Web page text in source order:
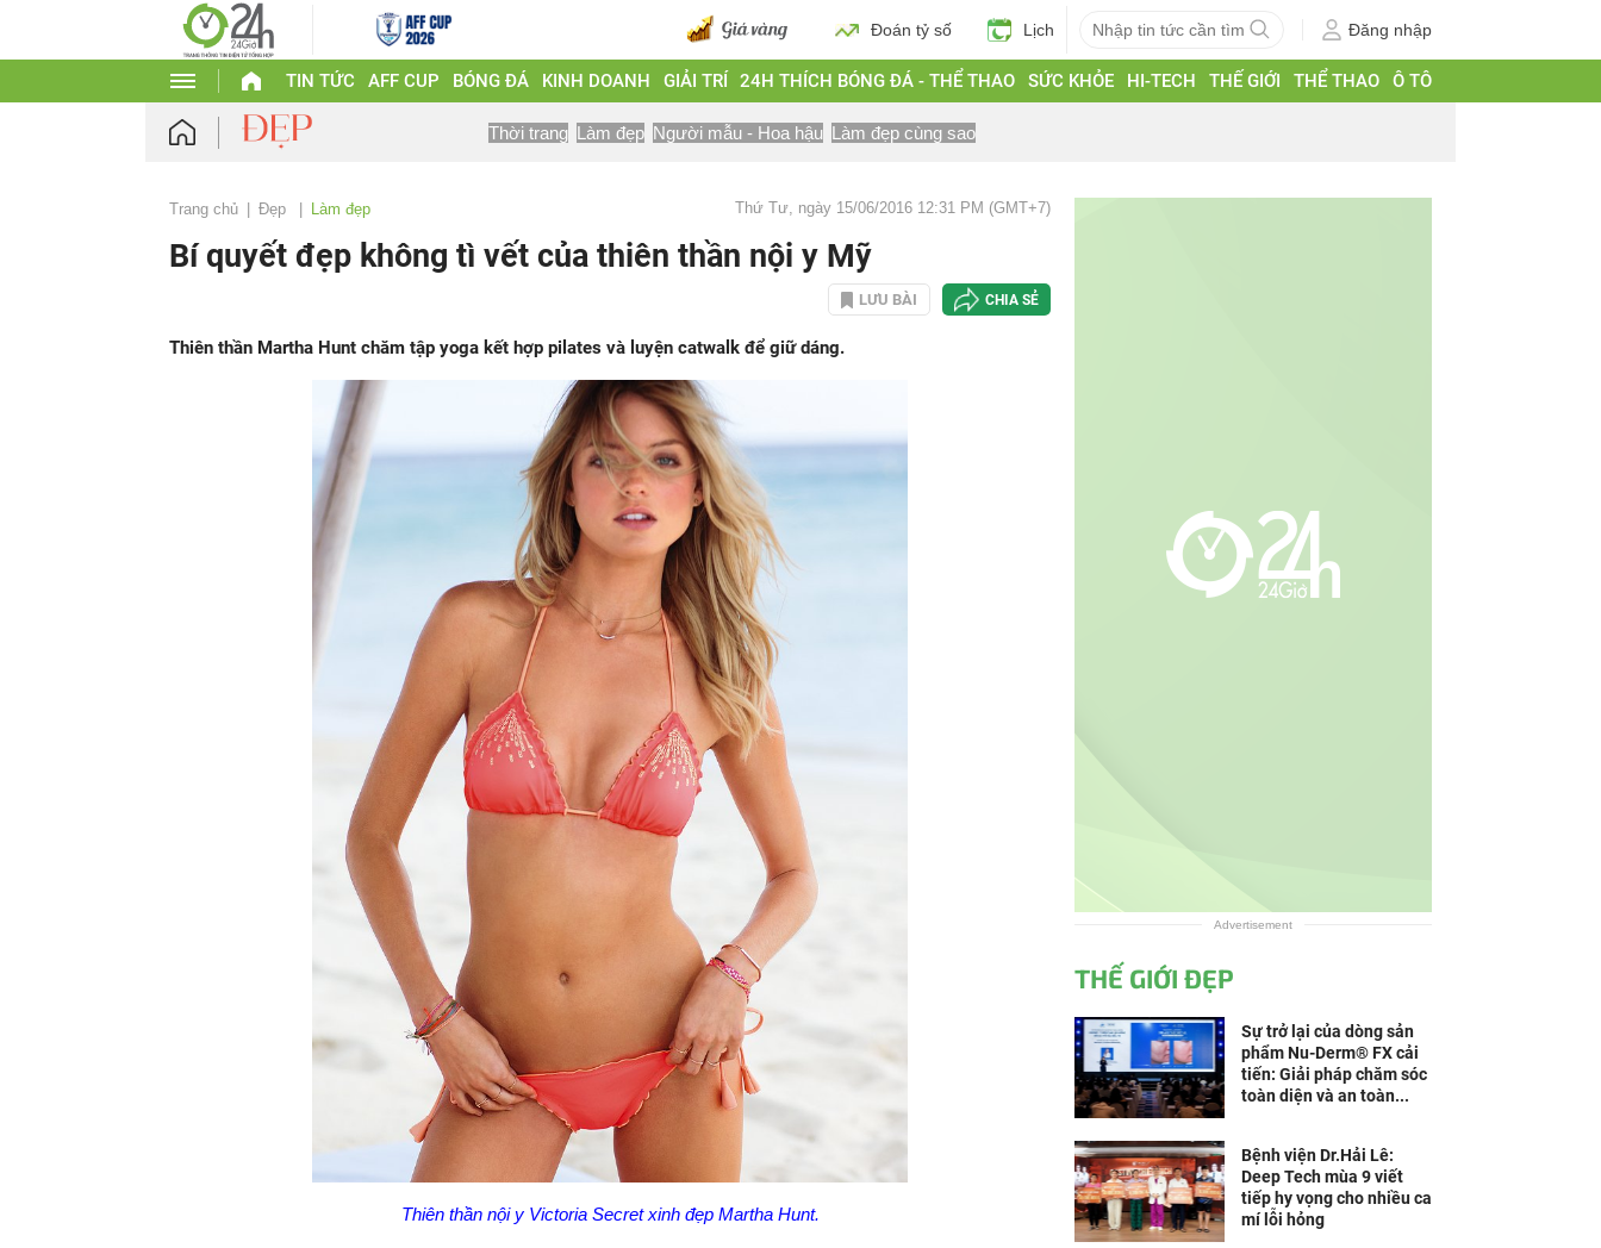
Đoán tỷ số Lịch Đăng nhập
TIN TỨC AFF CUP BÓNG ĐÁ KINH DOANH GIẢI TRÍ 24H THÍCH BÓNG ĐÁ - THỂ THAO SỨC KHỎE HI-TECH THẾ GIỚI THỂ THAO Ô TÔ
Thời trang Làm đẹp Người mẫu - Hoa hậu Làm đẹp cùng sao
Trang chủ Đẹp Làm đẹp Thứ Tư, ngày 15/06/2016 12:31 PM (GMT+7)
Bí quyết đẹp không tì vết của thiên thần nội y Mỹ
LƯU BÀI CHIA SẺ
Thiên thần Martha Hunt chăm tập yoga kết hợp pilates và luyện catwalk để giữ dáng.
Thiên thần nội y Victoria Secret xinh đẹp Martha Hunt.
Advertisement
THẾ GIỚI ĐẸP
Sự trở lại của dòng sản
phẩm Nu-Derm® FX cải
tiến: Giải pháp chăm sóc
toàn diện và an toàn...
Bệnh viện Dr.Hải Lê:
Deep Tech mùa 9 viết
tiếp hy vọng cho nhiều ca
mí lỗi hỏng